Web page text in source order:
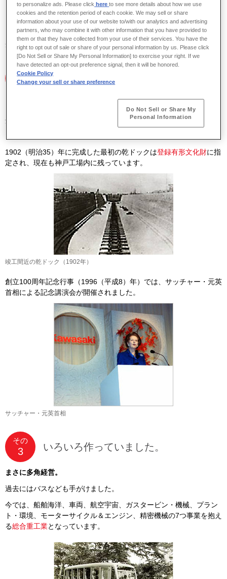
創業者 川崎正蔵
その
2 歴史ある会社です。
創業は1878（明治11）年、株式会社としては1896（明治29）年が
竣工間近の乾ドック（1902年）
1902（明治35）年に完成した最初の乾ドックは登録有形文化財に指
定され、現在も神戸工場内に残っています。
サッチャー・元英首相
創立100周年記念行事（1996（平成8）年）では、サッチャー・元英
首相による記念講演会が開催されました。
その
3 いろいろ作っていました。
まさに多角経営。
過去にはバスなども手がけました。
今では、船舶海洋、車両、航空宇宙、ガスタービン・機械、プラン
ト・環境、モーターサイクル＆エンジン、精密機械の7つ事業を抱え
る総合重工業となっています。
to personalize ads. Please click hereto see more details about how we use
cookies and the retention period of each cookie. We may sell or share
information about your use of our website to/with our analytics and advertising
partners, who may combine it with other information that you have provided to
them or that they have collected from your use of their services. You have the
right to opt out of sale or share of your personal information by us. Please click
[Do Not Sell or Share My Personal Information] to exercise your right. If we
have detected an opt-out preference signal, then it will be honored.
Cookie Policy
Change your sell or share preference
Do Not Sell or Share My
Personal Information